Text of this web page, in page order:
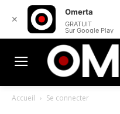
Accueil Se connecter
✕
Omerta
GRATUIT
Sur Google Play